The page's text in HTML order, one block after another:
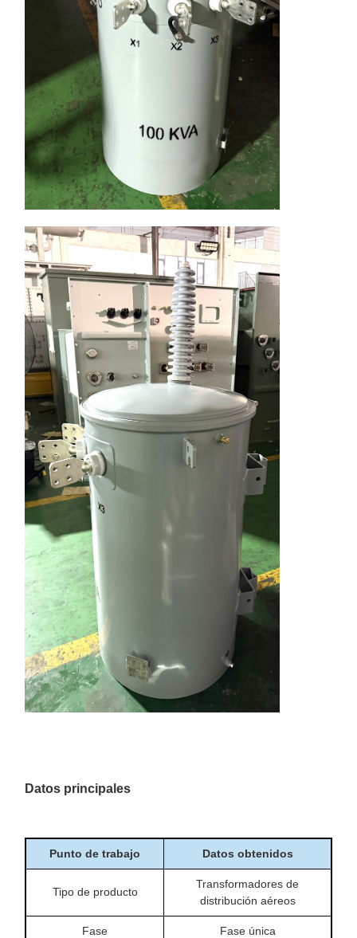
Datos principales
Punto de trabajo Datos obtenidos
Tipo de producto
Transformadores de
distribución aéreos
Fase Fase única